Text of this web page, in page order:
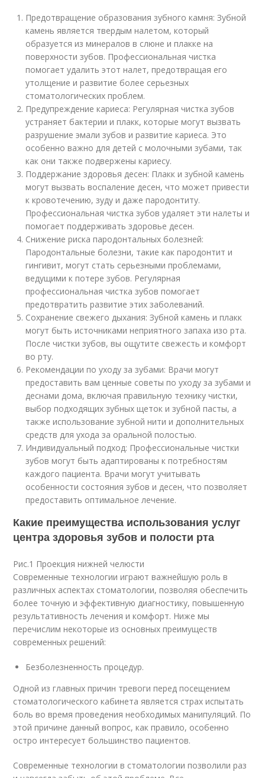
Предотвращение образования зубного камня: Зубной
камень является твердым налетом, который
образуется из минералов в слюне и плакке на
поверхности зубов. Профессиональная чистка
помогает удалить этот налет, предотвращая его
утолщение и развитие более серьезных
стоматологических проблем.
Предупреждение кариеса: Регулярная чистка зубов
устраняет бактерии и плакк, которые могут вызвать
разрушение эмали зубов и развитие кариеса. Это
особенно важно для детей с молочными зубами, так
как они также подвержены кариесу.
Поддержание здоровья десен: Плакк и зубной камень
могут вызвать воспаление десен, что может привести
к кровотечению, зуду и даже пародонтиту.
Профессиональная чистка зубов удаляет эти налеты и
помогает поддерживать здоровье десен.
Снижение риска пародонтальных болезней:
Пародонтальные болезни, такие как пародонтит и
гингивит, могут стать серьезными проблемами,
ведущими к потере зубов. Регулярная
профессиональная чистка зубов помогает
предотвратить развитие этих заболеваний.
Сохранение свежего дыхания: Зубной камень и плакк
могут быть источниками неприятного запаха изо рта.
После чистки зубов, вы ощутите свежесть и комфорт
во рту.
Рекомендации по уходу за зубами: Врачи могут
предоставить вам ценные советы по уходу за зубами и
деснами дома, включая правильную технику чистки,
выбор подходящих зубных щеток и зубной пасты, а
также использование зубной нити и дополнительных
средств для ухода за оральной полостью.
Индивидуальный подход: Профессиональные чистки
зубов могут быть адаптированы к потребностям
каждого пациента. Врачи могут учитывать
особенности состояния зубов и десен, что позволяет
предоставить оптимальное лечение.
Какие преимущества использования услуг
центра здоровья зубов и полости рта
Рис.1 Проекция нижней челюсти
Современные технологии играют важнейшую роль в
различных аспектах стоматологии, позволяя обеспечить
более точную и эффективную диагностику, повышенную
результативность лечения и комфорт. Ниже мы
перечислим некоторые из основных преимуществ
современных решений:
Безболезненность процедур.
Одной из главных причин тревоги перед посещением
стоматологического кабинета является страх испытать
боль во время проведения необходимых манипуляций. По
этой причине данный вопрос, как правило, особенно
остро интересует большинство пациентов.
Современные технологии в стоматологии позволили раз